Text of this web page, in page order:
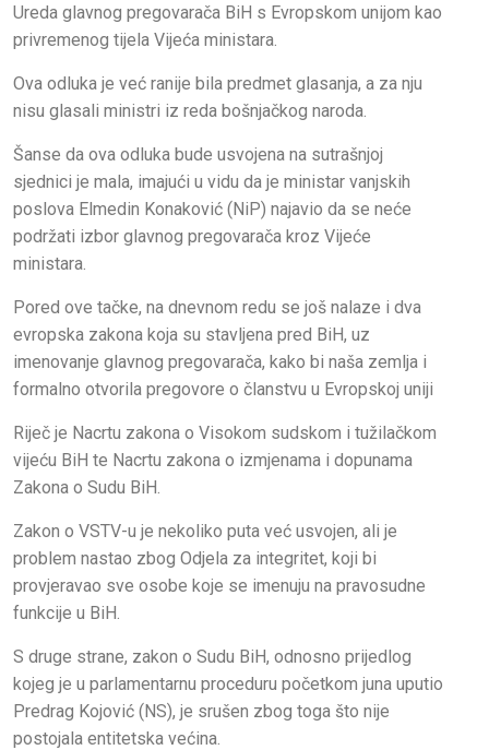
Ureda glavnog pregovarača BiH s Evropskom unijom kao
privremenog tijela Vijeća ministara.
Ova odluka je već ranije bila predmet glasanja, a za nju
nisu glasali ministri iz reda bošnjačkog naroda.
Šanse da ova odluka bude usvojena na sutrašnjoj
sjednici je mala, imajući u vidu da je ministar vanjskih
poslova Elmedin Konaković (NiP) najavio da se neće
podržati izbor glavnog pregovarača kroz Vijeće
ministara.
Pored ove tačke, na dnevnom redu se još nalaze i dva
evropska zakona koja su stavljena pred BiH, uz
imenovanje glavnog pregovarača, kako bi naša zemlja i
formalno otvorila pregovore o članstvu u Evropskoj uniji
Riječ je Nacrtu zakona o Visokom sudskom i tužilačkom
vijeću BiH te Nacrtu zakona o izmjenama i dopunama
Zakona o Sudu BiH.
Zakon o VSTV-u je nekoliko puta već usvojen, ali je
problem nastao zbog Odjela za integritet, koji bi
provjeravao sve osobe koje se imenuju na pravosudne
funkcije u BiH.
S druge strane, zakon o Sudu BiH, odnosno prijedlog
kojeg je u parlamentarnu proceduru početkom juna uputio
Predrag Kojović (NS), je srušen zbog toga što nije
postojala entitetska većina.